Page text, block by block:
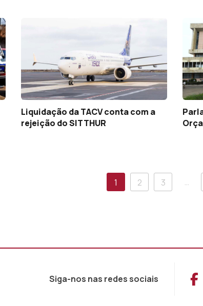
Liquidação da TACV conta com a
rejeição do SITTHUR
1 2 3 …
Siga-nos nas redes sociais